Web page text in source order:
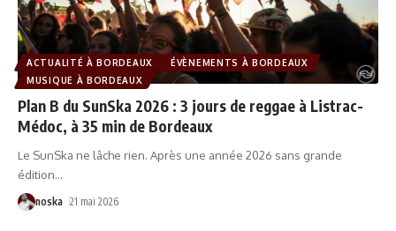
ACTUALITÉ À BORDEAUX
ÉVÈNEMENTS À BORDEAUX
MUSIQUE À BORDEAUX
Plan B du SunSka 2026 : 3 jours de reggae à Listrac-
Médoc, à 35 min de Bordeaux
Le SunSka ne lâche rien. Après une année 2026 sans grande
édition…
noska 21 mai 2026